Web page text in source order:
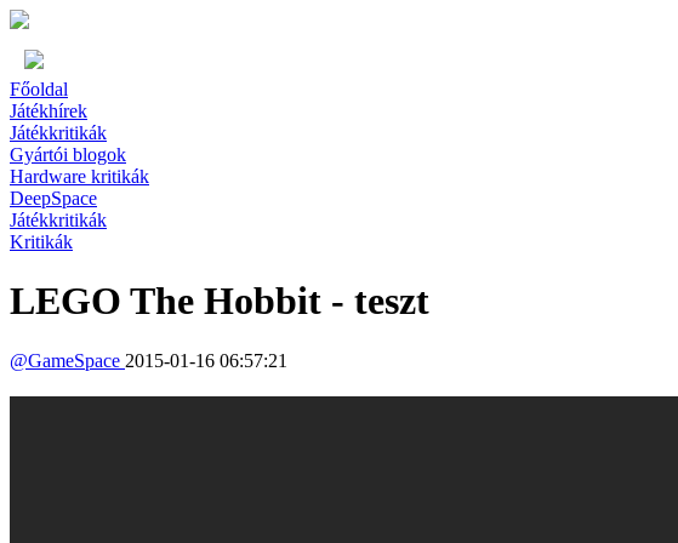
Főoldal
Játékhírek
Játékkritikák
Gyártói blogok
Hardware kritikák
DeepSpace
Játékkritikák
Kritikák
LEGO The Hobbit - teszt
@GameSpace 2015-01-16 06:57:21